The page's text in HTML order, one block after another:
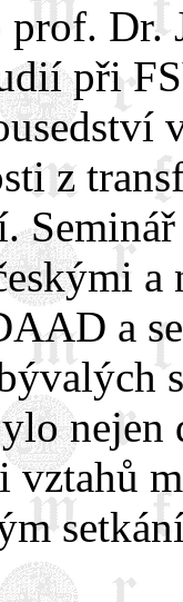
Dr.
při
z
a
vztahů